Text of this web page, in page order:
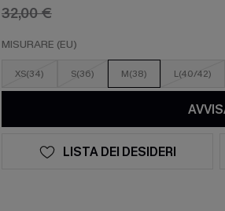
32,00 €
MISURARE (EU)
XS(34) S(36) M(38) L(40/42)
LISTA DEI DESIDERI